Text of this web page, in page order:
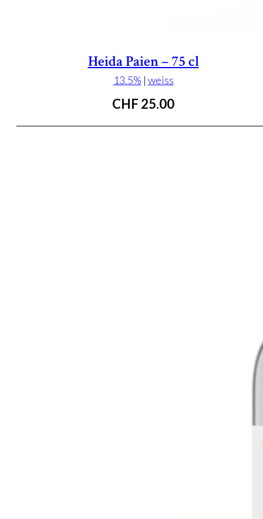
Heida Paien – 75 cl
13.5% | weiss
CHF 25.00